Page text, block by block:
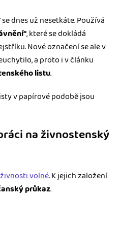
dnes už nesetkáte. Používá
, které se dokládá
Nové označení se ale v
a proto i v článku
listu.
v papírové podobě jsou
na živnostenský
živnosti volné. K jejich založení
průkaz.